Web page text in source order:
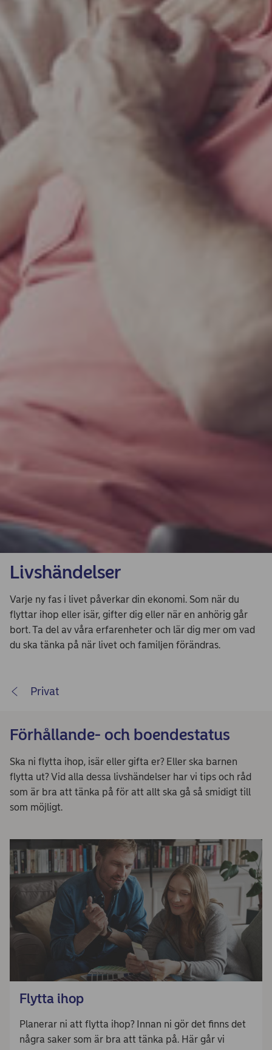
Livshändelser
Varje ny fas i livet påverkar din ekonomi. Som när du
flyttar ihop eller isär, gifter dig eller när en anhörig går
bort. Ta del av våra erfarenheter och lär dig mer om vad
du ska tänka på när livet och familjen förändras.
Privat
Förhållande- och boendestatus
Ska ni flytta ihop, isär eller gifta er? Eller ska barnen
flytta ut? Vid alla dessa livshändelser har vi tips och råd
som är bra att tänka på för att allt ska gå så smidigt till
som möjligt.
Flytta ihop
Planerar ni att flytta ihop? Innan ni gör det finns det
några saker som är bra att tänka på. Här går vi